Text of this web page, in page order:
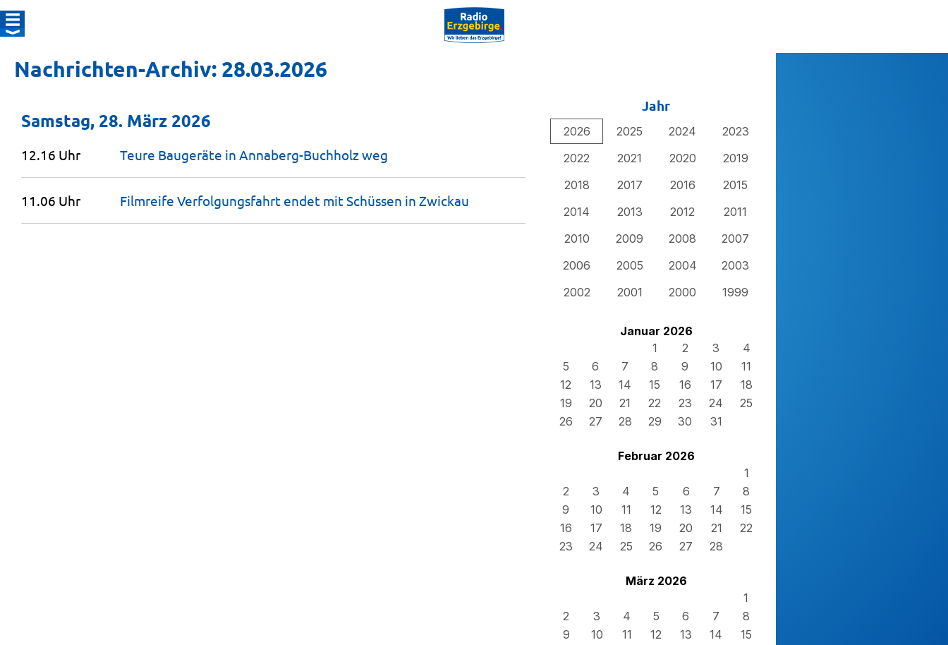
Nachrichten-Archiv: 28.03.2026
Jahr
2026 2025 2024
2023
2022
2021 2020
2019
2018
2017 2016
2015
2014
2013 2012
2011
2010
2009 2008
2007
2006
2005 2004
2003
2002
2001 2000 1999
Januar 2026
1
2 3
4
5
6 7 8 9 10
11
12
13 14 15 16 17
18
19
20 21 22 23 24
25
26
27 28 29 30 31
Februar 2026
1
2
3 4 5 6 7
8
9
10 11 12 13 14
15
16
17 18 19 20 21
22
23
24 25 26 27 28
März 2026
1
2
3 4 5 6 7
8
9
10 11 12 13 14
15
Samstag, 28. März 2026
12.16 Uhr Teure Baugeräte in Annaberg-Buchholzweg
11.06 Uhr Filmreife Verfolgungsfahrt endet mit Schüssen in Zwickau